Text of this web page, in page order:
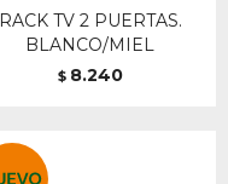
RACK TV 2 PUERTAS.
BLANCO/MIEL
$ 8.240